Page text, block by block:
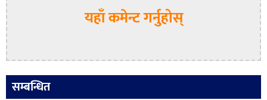
यहाँ कमेन्ट गर्नुहोस्
सम्बन्धित